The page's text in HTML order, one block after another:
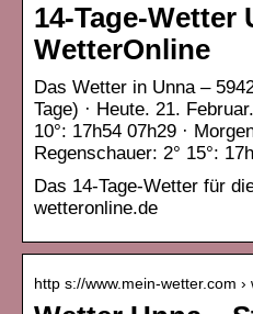
14-Tage-Wetter
WetterOnline
Das Wetter in Unna –
Tage) · Heute. 21.
10°: 17h54 07h29 ·
Regenschauer: 2° 15°:
Das 14-Tage-Wetter für
wetteronline.de
http s://www.mein-wetter.com